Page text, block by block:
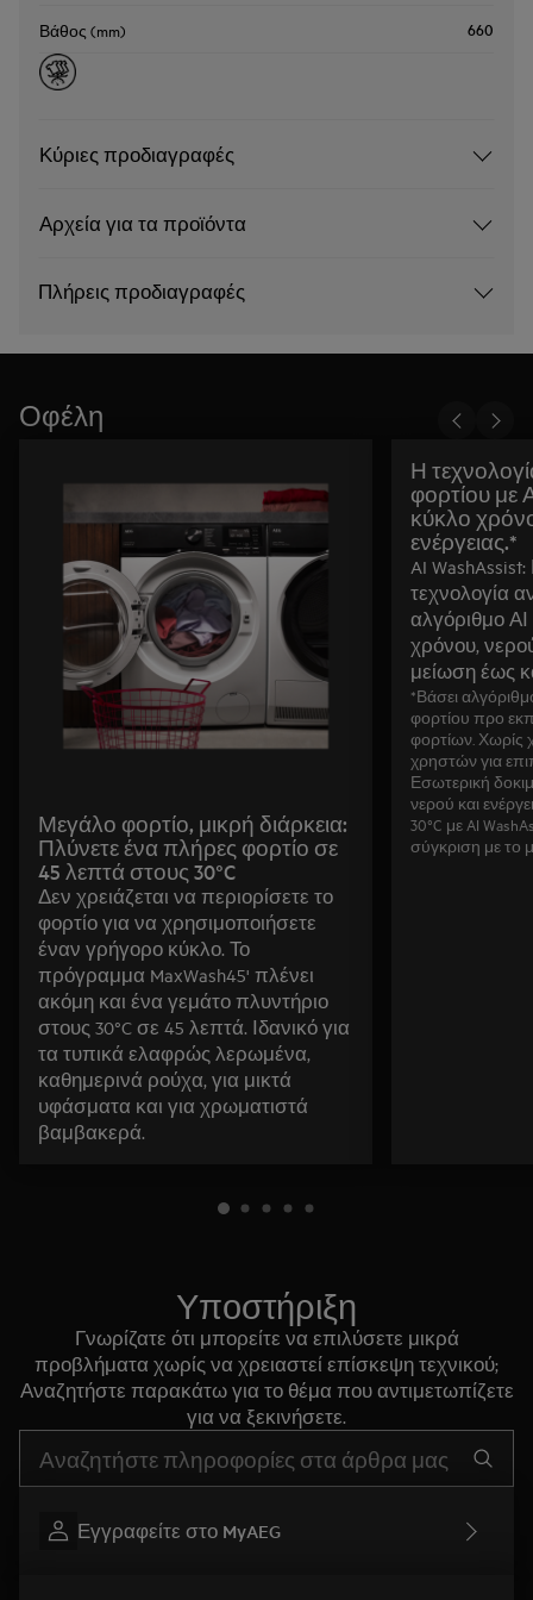
Βάθος (mm) 660
Κύριες προδιαγραφές
Αρχεία για τα προϊόντα
Πλήρεις προδιαγραφές
Οφέλη
Μεγάλο φορτίο, μικρή διάρκεια:
Πλύνετε ένα πλήρες φορτίο σε
45 λεπτά στους 30°C
Δεν χρειάζεται να περιορίσετε το
φορτίο για να χρησιμοποιήσετε
έναν γρήγορο κύκλο. Το
πρόγραμμα MaxWash45' πλένει
ακόμη και ένα γεμάτο πλυντήριο
στους 30°C σε 45 λεπτά. Ιδανικό για
τα τυπικά ελαφρώς λερωμένα,
καθημερινά ρούχα, για μικτά
υφάσματα και για χρωματιστά
βαμβακερά.
Η
φορτίου με
κύκλο
ενέργειας.*
AI
τεχνολογία
αλγόριθμο
χρόνου,
μείωση έως
*Βάσει
φορτίου προ
φορτίων. Χωρίς
χρηστών για
Εσωτερική
νερού και
30°C με AI
σύγκριση με το
Υποστήριξη
Γνωρίζατε ότι μπορείτε να επιλύσετε μικρά
προβλήματα χωρίς να χρειαστεί επίσκεψη τεχνικού;
Αναζητήστε παρακάτω για το θέμα που αντιμετωπίζετε
για να ξεκινήσετε.
Εγγραφείτε στο MyAEG